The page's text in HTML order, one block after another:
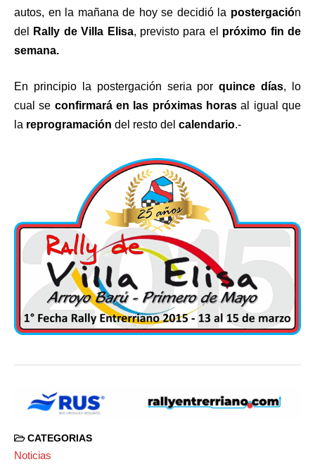
autos, en la mañana de hoy se decidió la postergación
del
Rally de Villa Elisa, previsto para el próximo fin de
semana.
En principio la postergación seria porquince días, lo
cual se confirmará en las próximas horas al igual que
la reprogramación del resto del calendario.-
CATEGORIAS
Noticias